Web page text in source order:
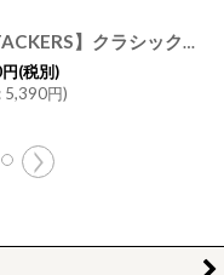
【STACKERS】クラシック ジュエリーボックス Open オープン ネイビーペブル Navy Pebble スタッカーズ ロンドン イギリス
円(税別)
: 5,390円)